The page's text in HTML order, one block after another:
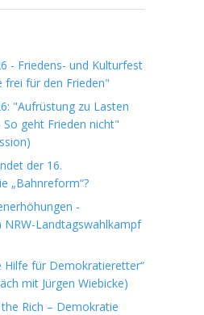
- Friedens- und Kulturfest
frei für den Frieden"
"Aufrüstung zu Lasten
geht Frieden nicht"
der 16.
„Bahnreform“?
-
NRW-Landtagswahlkampf
Hilfe für Demokratieretter“
mit Jürgen Wiebicke)
the Rich – Demokratie